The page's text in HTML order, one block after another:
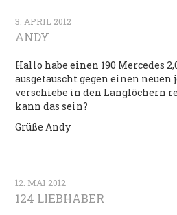
3. APRIL 2012
ANDY
Hallo habe einen 190 Mercedes
ausgetauscht gegen einen
verschiebe in den Langlöchern
kann das sein?
Grüße Andy
12. MAI 2012
124 LIEBHABER